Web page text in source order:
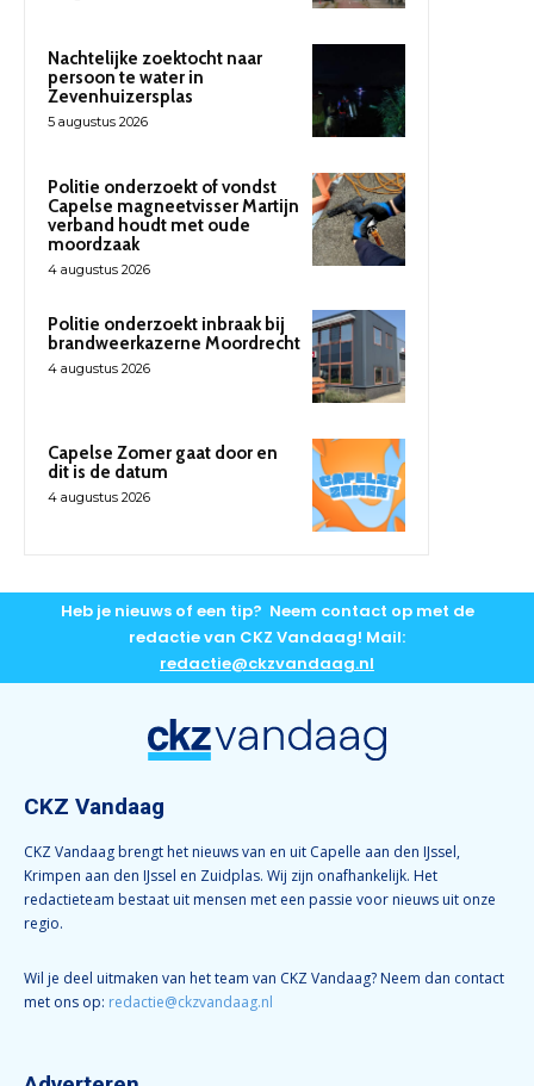
Nachtelijke zoektocht naar
persoon te water in
Zevenhuizersplas
5 augustus 2026
Politie onderzoekt of vondst
Capelse magneetvisser Martijn
verband houdt met oude
moordzaak
4 augustus 2026
Politie onderzoekt inbraak bij
brandweerkazerne Moordrecht
4 augustus 2026
Capelse Zomer gaat door en
dit is de datum
4 augustus 2026
Heb je nieuws of een tip? Neem contact op met de
redactie van CKZ Vandaag! Mail:
redactie@ckzvandaag.nl
CKZ Vandaag
CKZ Vandaag brengt het nieuws van en uit Capelle aan den IJssel,
Krimpen aan den IJssel en Zuidplas. Wij zijn onafhankelijk. Het
redactieteam bestaat uit mensen met een passie voor nieuws uit onze
regio.
Wil je deel uitmaken van het team van CKZ Vandaag? Neem dan contact
met ons op: redactie@ckzvandaag.nl